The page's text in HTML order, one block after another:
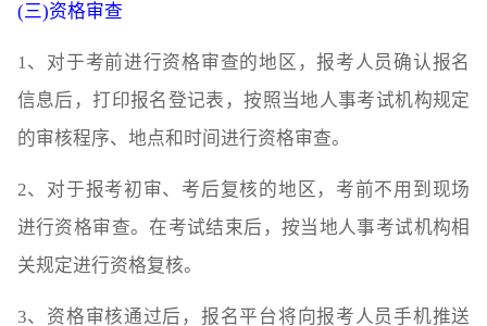
(三)资格审查
1、对于考前进行资格审查的地区，报考人员确认报名
信息后，打印报名登记表，按照当地人事考试机构规定
的审核程序、地点和时间进行资格审查。
2、对于报考初审、考后复核的地区，考前不用到现场
进行资格审查。在考试结束后，按当地人事考试机构相
关规定进行资格复核。
3、资格审核通过后，报名平台将向报考人员手机推送